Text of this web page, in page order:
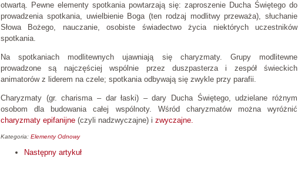
otwartą. Pewne elementy spotkania powtarzają się: zaproszenie Ducha Świętego do
prowadzenia spotkania, uwielbienie Boga (ten rodzaj modlitwy przeważa), słuchanie
Słowa Bożego, nauczanie, osobiste świadectwo życia niektórych uczestników
spotkania.
Na spotkaniach modlitewnych ujawniają się charyzmaty. Grupy modlitewne
prowadzone są najczęściej wspólnie przez duszpasterza i zespół świeckich
animatorów z liderem na czele; spotkania odbywają się zwykle przy parafii.
Charyzmaty (gr. charisma – dar łaski) – dary Ducha Świętego, udzielane różnym
osobom dla budowania całej wspólnoty. Wśród charyzmatów można wyróżnić
charyzmaty epifanijne (czyli nadzwyczajne) i zwyczajne.
Kategoria: Elementy Odnowy
Następny artykuł